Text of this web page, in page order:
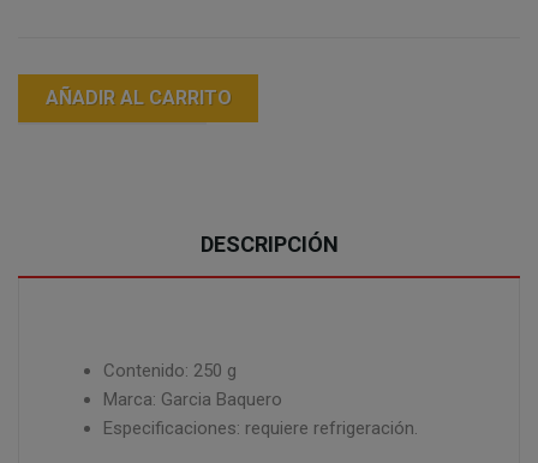
AÑADIR AL CARRITO
DESCRIPCIÓN
Contenido: 250 g
Marca: Garcia Baquero
Especificaciones: requiere refrigeración.